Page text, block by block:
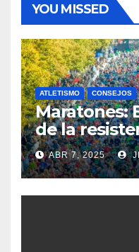
YOU MISSED
ATLETISMO CONSEJOS
Maratones:
de la
ABR 7, 2025